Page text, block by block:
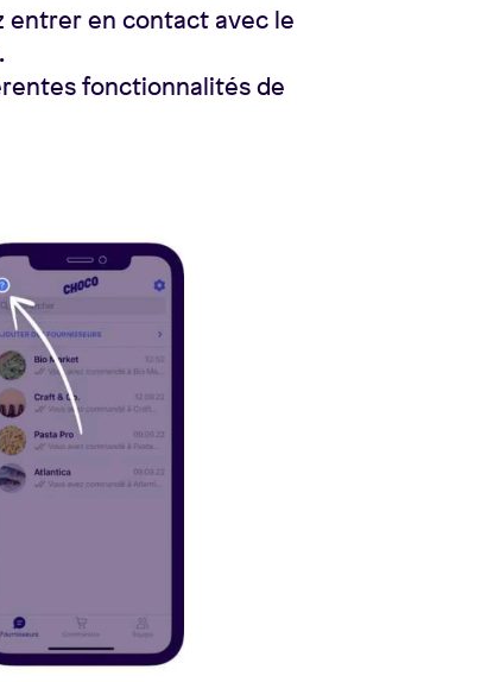
entrer en contact avec le
fonctionnalités de